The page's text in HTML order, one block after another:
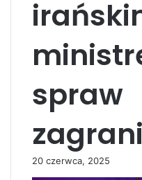
spraw
20 czerwca, 2025